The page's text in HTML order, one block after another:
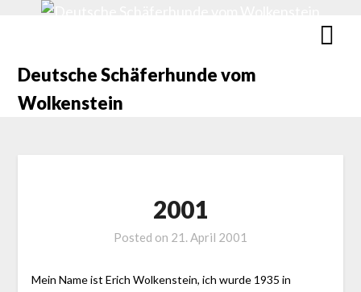
Deutsche Schäferhunde vom
Wolkenstein
2001
Posted on 21. April 2001
Mein Name ist Erich Wolkenstein, ich wurde 1935 in